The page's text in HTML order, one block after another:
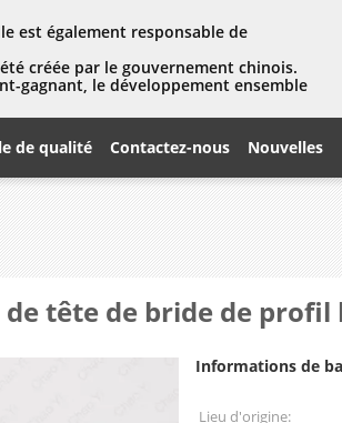
est également responsable de
été créée par le gouvernement chinois.
gagnant, le développement ensemble
de qualité Contactez-nous Nouvelles
tête de bride de profil
Informations de
Lieu d'origine: